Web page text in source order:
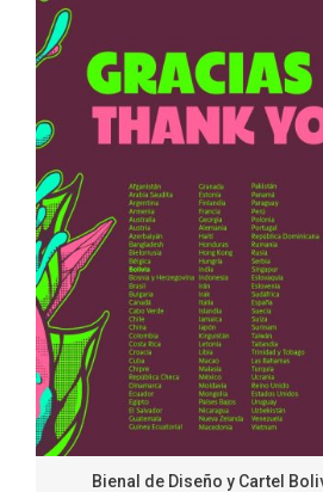
Bienal de Diseño y Cartel